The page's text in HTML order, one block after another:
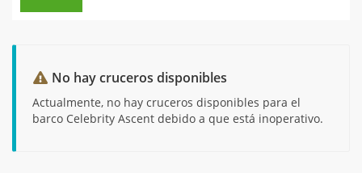
No hay cruceros disponibles
Actualmente, no hay cruceros disponibles para el
barco Celebrity Ascent debido a que está inoperativo.